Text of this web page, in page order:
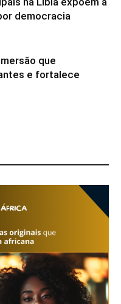
democracia
que
e fortalece